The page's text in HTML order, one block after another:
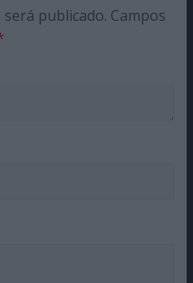
publicado. Campos